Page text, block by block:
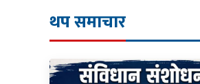
थप समाचार